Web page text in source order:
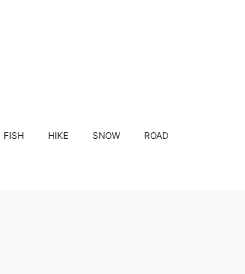
FISH HIKE SNOW ROAD